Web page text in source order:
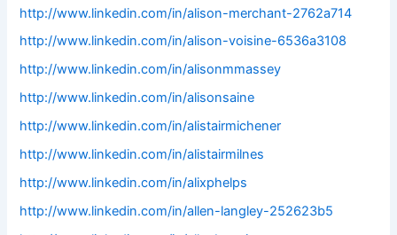
http://www.linkedin.com/in/alison-merchant-2762a714
http://www.linkedin.com/in/alison-voisine-6536a3108
http://www.linkedin.com/in/alisonmmassey
http://www.linkedin.com/in/alisonsaine
http://www.linkedin.com/in/alistairmichener
http://www.linkedin.com/in/alistairmilnes
http://www.linkedin.com/in/alixphelps
http://www.linkedin.com/in/allen-langley-252623b5